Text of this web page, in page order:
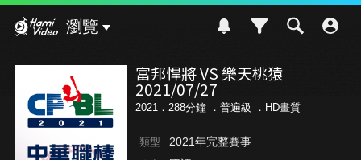
瀏覽
富邦悍將 VS 樂天桃猿
2021/07/27
2021．288分鐘 ． 普遍級 ．HD畫質
類型 2021年完整賽事